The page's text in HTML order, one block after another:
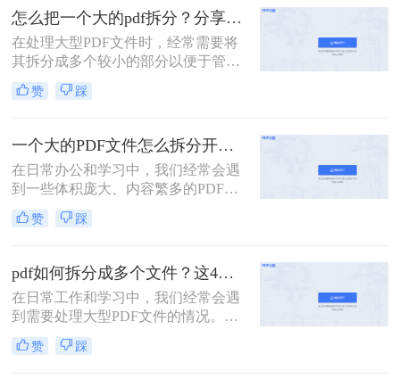
法，帮助用户轻松完成拆分任务。
怎么把一个大的pdf拆分？分享三种分割文件的方法！
在处理大型PDF文件时，经常需要将
其拆分成多个较小的部分以便于管
理、分享或分别处理不同的章节。无
论是学术研究、项目管理还是日常办
非常实用的技能。以下是一篇关于怎
么把一个大的pdf拆分的详细指南。
赞 踩
一个大的PDF文件怎么拆分开成几个文件？这三种PDF拆分方法轻松搞定！
在日常办公和学习中，我们经常会遇
到一些体积庞大、内容繁多的PDF文
件。这些文件可能包含多个章节、报
告或文档，但出于某种需要，我们可
便于分享、存储或阅读。那么一个大
的PDF文件怎么拆分开成几个文件
呢？本文将为您介绍几种实用的方
法，帮助您轻松将一个大的PDF文件
拆分成多个文件。
赞 踩
pdf如何拆分成多个文件？这4种方法教你轻松拆分！
在日常工作和学习中，我们经常会遇
到需要处理大型PDF文件的情况。有
时，为了方便管理、分享或仅需要文
件中的某一部分内容，我们需要将
赞 踩